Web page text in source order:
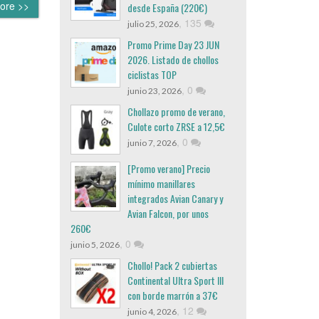
>>
desde España (220€)
julio 25, 2026, 135
Promo Prime Day 23 JUN
2026. Listado de chollos
ciclistas TOP
junio 23, 2026, 0
Chollazo promo de verano,
Culote corto ZRSE a 12,5€
junio 7, 2026, 0
[Promo verano] Precio
mínimo manillares
integrados Avian Canary y
Avian Falcon, por unos
260€
junio 5, 2026, 0
Chollo! Pack 2 cubiertas
Continental Ultra Sport III
con borde marrón a 37€
junio 4, 2026, 12